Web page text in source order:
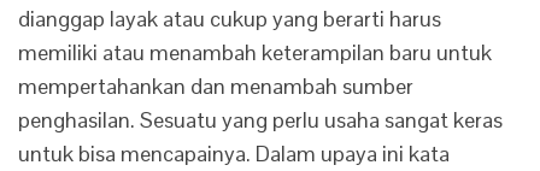
dianggap layak atau cukup yang berarti harus
memiliki atau menambah keterampilan baru untuk
mempertahankan dan menambah sumber
penghasilan. Sesuatu yang perlu usaha sangat keras
untuk bisa mencapainya. Dalam upaya ini kata